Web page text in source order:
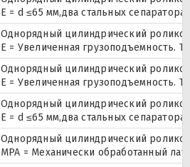
E = d ≤65 мм,два стальных
Однорядный цилиндрический
E = Увеличенная грузоподъемность.
Однорядный цилиндрический
E = Увеличенная грузоподъемность.
Однорядный цилиндрический
E = d ≤65 мм,два стальных
Однорядный цилиндрический
MPA = Механически обработанный